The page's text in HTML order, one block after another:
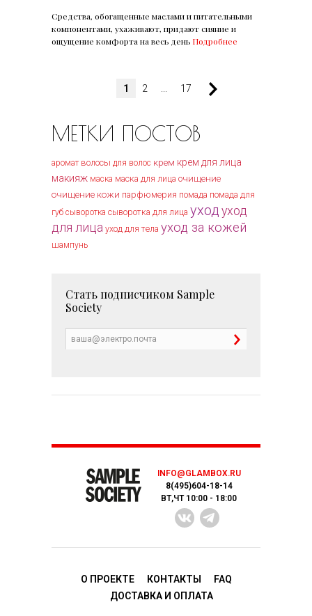
Средства, обогащенные маслами и питательными
компонентами, ухаживают, придают сияние и
ощущение комфорта на весь день Подробнее
1 2 17
МЕТКИ ПОСТОВ
аромат волосы для волос крем крем для лица
макияж маска маска для лица очищение
очищение кожи парфюмерия помада помада для
губ сыворотка сыворотка для лица уход уход
для лица уход для тела уход за кожей
шампунь
Стать подписчиком Sample
Society
INFO@GLAMBOX.RU
8(495)604-18-14
ВТ,ЧТ 10:00 - 18:00
О ПРОЕКТЕ КОНТАКТЫ
FAQ
ДОСТАВКA И ОПЛАТА